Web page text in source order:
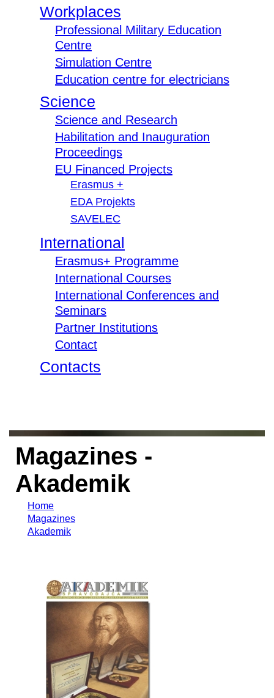
Workplaces
Professional Military Education
Centre
Simulation Centre
Education centre for electricians
Science
Science and Research
Habilitation and Inauguration
Proceedings
EU Financed Projects
Erasmus +
EDA Projekts
SAVELEC
International
Erasmus+ Programme
International Courses
International Conferences and
Seminars
Partner Institutions
Contact
Contacts
Magazines -
Akademik
Home
Magazines
Akademik